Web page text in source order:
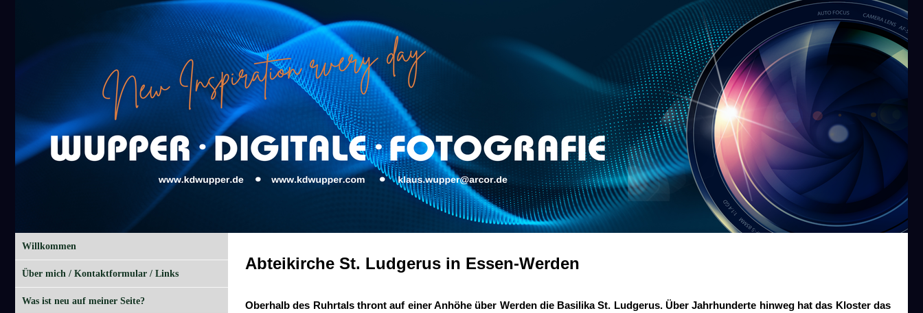
Willkommen
Über mich / Kontaktformular / Links
Was ist neu auf meiner Seite?
Abteikirche St. Ludgerus in Essen-Werden
Oberhalb des Ruhrtals thront auf einer Anhöhe über Werden die Basilika St. Ludgerus. Über Jahrhunderte hinweg hat das Kloster das